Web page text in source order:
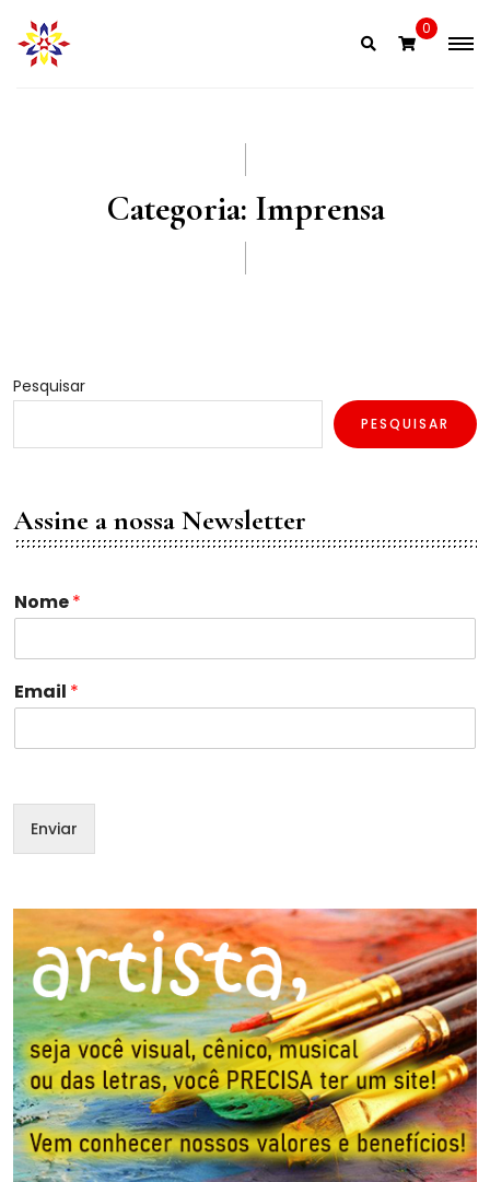
content
0
Categoria: Imprensa
Pesquisar
PESQUISAR
Assine a nossa Newsletter
Nome*
*
N
m
Email *
Enviar